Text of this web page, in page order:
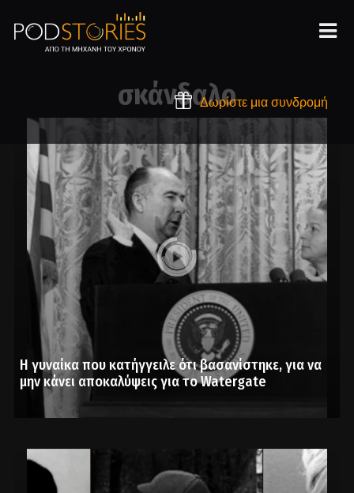
Δωρίστε μια συνδρομή
σκάνδαλο
Η γυναίκα που κατήγγειλε ότι βασανίστηκε, για να
μην κάνει αποκαλύψεις για το Watergate